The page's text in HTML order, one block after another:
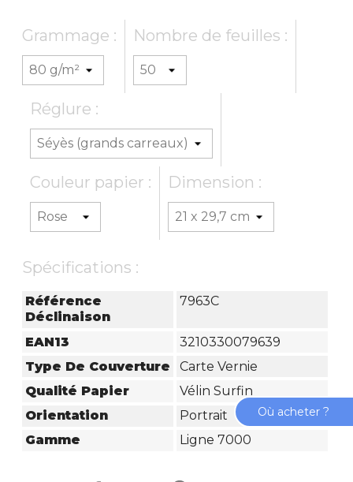
Grammage : Nombre de feuilles :
Réglure :
Couleur papier : Dimension :
Spécifications :
Référence
Déclinaison
7963C
EAN13
3210330079639
Type De Couverture
Carte Vernie
Qualité Papier
Vélin Surfin
Orientation
Portrait
Gamme
Ligne 7000
Où acheter ?